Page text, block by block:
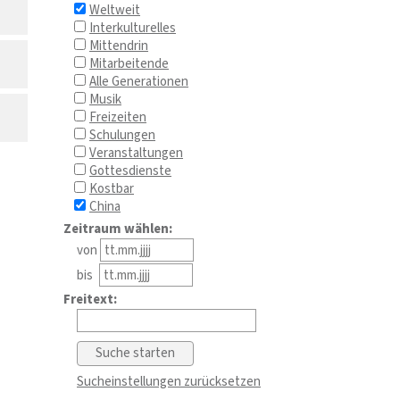
Weltweit
Interkulturelles
Mittendrin
Mitarbeitende
Alle Generationen
Musik
Freizeiten
Schulungen
Veranstaltungen
Gottesdienste
Kostbar
China
Zeitraum wählen:
von
bis
Freitext:
Sucheinstellungen zurücksetzen